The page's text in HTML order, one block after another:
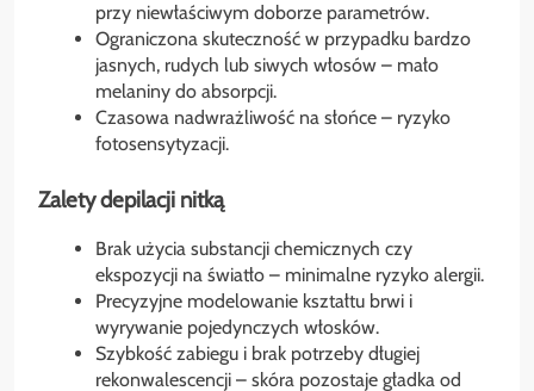
przy niewłaściwym doborze parametrów.
Ograniczona skuteczność w przypadku bardzo
jasnych, rudych lub siwych włosów – mało
melaniny do absorpcji.
Czasowa nadwrażliwość na słońce – ryzyko
fotosensytyzacji.
Zalety depilacji nitką
Brak użycia substancji chemicznych czy
ekspozycji na światło – minimalne ryzyko alergii.
Precyzyjne modelowanie kształtu brwi i
wyrywanie pojedynczych włosków.
Szybkość zabiegu i brak potrzeby długiej
rekonwalescencji – skóra pozostaje gładka od